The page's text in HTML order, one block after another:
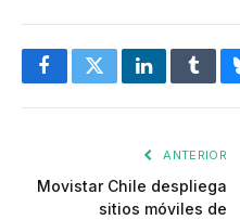
FacebookTwitterLinkedIn
ANTERIOR
Movistar Chile despliega
sitios móviles de